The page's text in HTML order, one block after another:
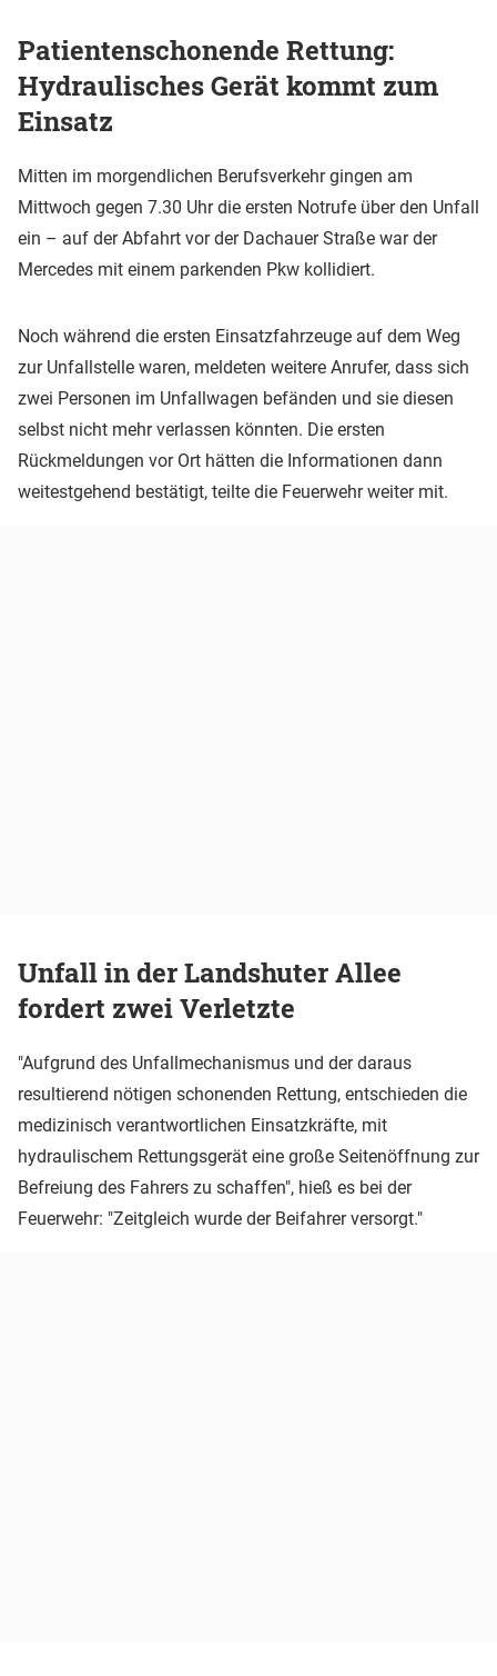
Patientenschonende Rettung:
Hydraulisches Gerät kommt zum
Einsatz
Mitten im morgendlichen Berufsverkehr gingen am
Mittwoch gegen 7.30 Uhr die ersten Notrufe über den Unfall
ein – auf der Abfahrt vor der Dachauer Straße war der
Mercedes mit einem parkenden Pkw kollidiert.
Noch während die ersten Einsatzfahrzeuge auf dem Weg
zur Unfallstelle waren, meldeten weitere Anrufer, dass sich
zwei Personen im Unfallwagen befänden und sie diesen
selbst nicht mehr verlassen könnten. Die ersten
Rückmeldungen vor Ort hätten die Informationen dann
weitestgehend bestätigt, teilte die Feuerwehr weiter mit.
Unfall in der Landshuter Allee
fordert zwei Verletzte
"Aufgrund des Unfallmechanismus und der daraus
resultierend nötigen schonenden Rettung, entschieden die
medizinisch verantwortlichen Einsatzkräfte, mit
hydraulischem Rettungsgerät eine große Seitenöffnung zur
Befreiung des Fahrers zu schaffen", hieß es bei der
Feuerwehr: "Zeitgleich wurde der Beifahrer versorgt."